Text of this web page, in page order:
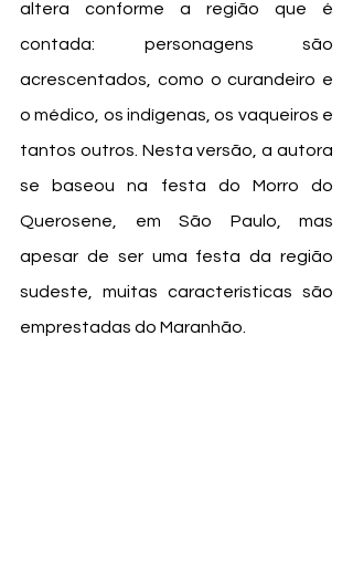
altera conforme a região que é
contada: personagens são
acrescentados, como o curandeiro e
o médico, os indígenas, os vaqueiros e
tantos outros. Nesta versão, a autora
se baseou na festa do Morro do
Querosene, em São Paulo, mas
apesar de ser uma festa da região
sudeste, muitas características são
emprestadas do Maranhão.